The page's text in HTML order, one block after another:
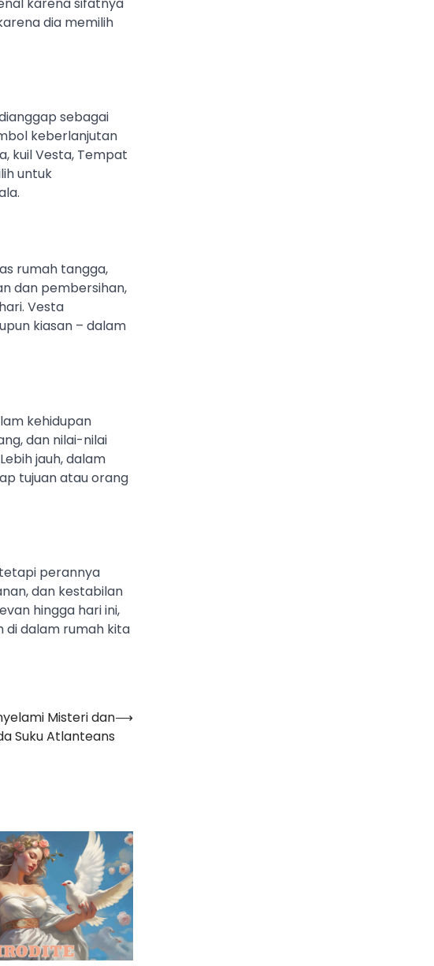
dia memilih
sebagai
keberlanjutan
kuil Vesta, Tempat
untuk
rumah tangga,
dan pembersihan,
Vesta
kiasan – dalam
kehidupan
dan nilai-nilai
jauh, dalam
tujuan atau orang
perannya
dan kestabilan
hingga hari ini,
di dalam rumah kita
Misteri dan
Suku Atlanteans
⟶